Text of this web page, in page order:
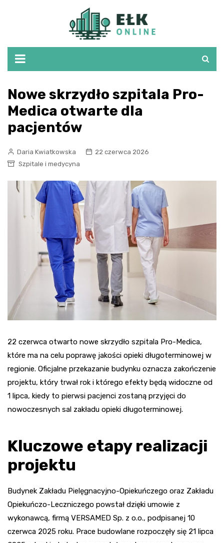
Nowe skrzydło szpitala Pro-
Medica otwarte dla
pacjentów
Daria Kwiatkowska
22 czerwca 2026
Szpitale i medycyna
22 czerwca otwarto nowe skrzydło szpitala Pro-Medica,
które ma na celu poprawę jakości opieki długoterminowej w
regionie. Oficjalne przekazanie budynku oznacza zakończenie
projektu, który trwał rok i którego efekty będą widoczne od
1 lipca, kiedy to pierwsi pacjenci zostaną przyjęci do
nowoczesnych sal zakładu opieki długoterminowej.
Kluczowe etapy realizacji
projektu
Budynek Zakładu Pielęgnacyjno-Opiekuńczego oraz Zakładu
Opiekuńczo-Leczniczego powstał dzięki umowie z
wykonawcą, firmą VERSAMED Sp. z o.o., podpisanej 10
czerwca 2025 roku. Prace budowlane rozpoczęły się 21 lipca